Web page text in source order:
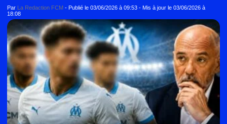
Par La Redaction FCM - Publié le 03/06/2026 à 09:53 - Mis à jour le 03/06/2026 à
18:08